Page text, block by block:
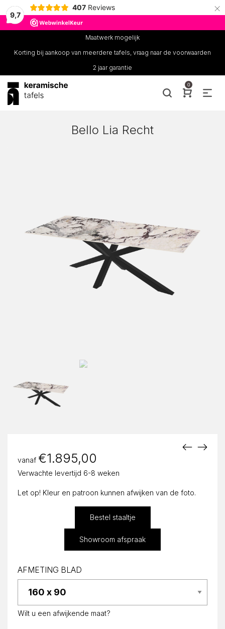
9,7
407 Reviews ×
Maatwerk mogelijk
Korting bij aankoop van meerdere tafels, vraag naar de voorwaarden
2 jaar garantie
0
Bello Lia Recht
vanaf €1.895,00
Verwachte levertijd 6-8 weken
Let op! Kleur en patroon kunnen afwijken van de foto.
Bestel staaltje
Showroom afspraak
AFMETING BLAD
Wilt u een afwijkende maat?